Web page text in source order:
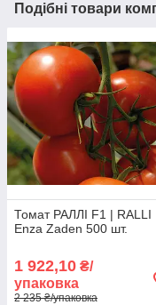
Подібні товари
Томат РАЛЛІ F1 | RALLI
Enza Zaden 500 шт.
1 922,10 ₴/
упаковка
2 235 ₴/упаковка